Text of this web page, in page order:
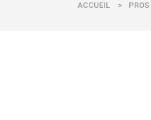
ACCUEIL > PROS